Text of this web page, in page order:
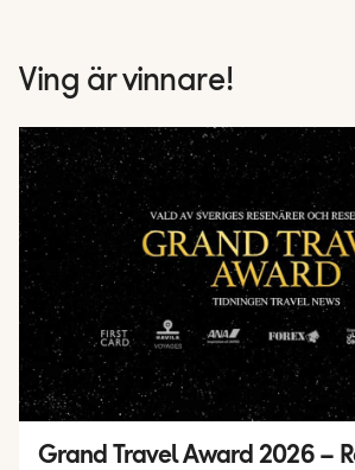
Ving är vinnare!
Grand Travel Award 2026 –